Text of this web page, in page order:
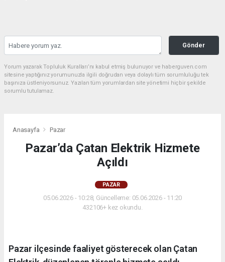
Gönder
Yorum yazarak Topluluk Kuralları’nı kabul etmiş bulunuyor ve haberguven.com
sitesine yaptığınız yorumunuzla ilgili doğrudan veya dolaylı tüm sorumluluğu tek
başınıza üstleniyorsunuz. Yazılan tüm yorumlardan site yönetimi hiçbir şekilde
sorumlu tutulamaz.
Anasayfa Pazar
Pazar’da Çatan Elektrik Hizmete
Açıldı
PAZAR
05.06.2026 - 10:28, Güncelleme: 05.06.2026 - 11:20
432106+ kez okundu.
Pazar ilçesinde faaliyet gösterecek olan Çatan